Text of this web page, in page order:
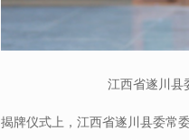
江西省遂川县
揭牌仪式上，江西省遂川县委常